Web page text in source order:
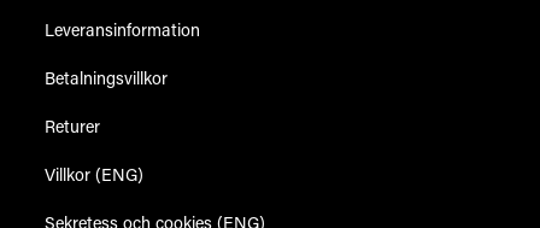
Leveransinformation
Betalningsvillkor
Returer
Villkor (ENG)
Sekretess och cookies (ENG)